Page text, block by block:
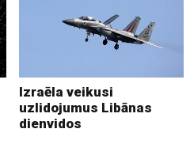
Izraēla veikusi
uzlidojumus Libānas
dienvidos